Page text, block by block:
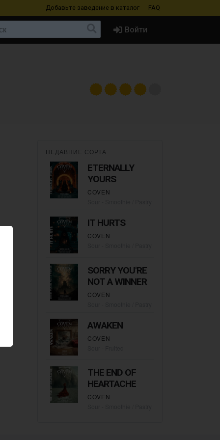
Добавьте заведение в каталог FAQ
Войти
НЕДАВНИЕ СОРТА
ETERNALLY
YOURS
COVEN
IT HURTS
COVEN
SORRY YOU'RE
NOT A WINNER
COVEN
AWAKEN
COVEN
THE END OF
HEARTACHE
COVEN